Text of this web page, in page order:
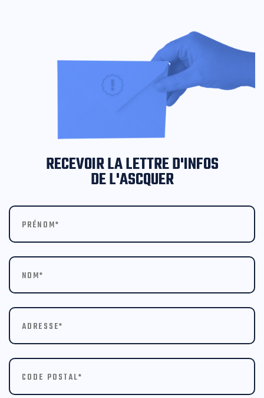
RECEVOIR LA LETTRE D'INFOS
DE L'ASCQUER